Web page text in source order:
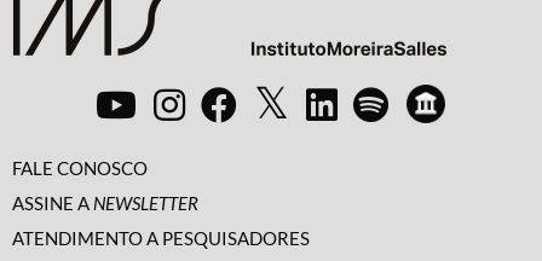
FALE CONOSCO
ASSINE A NEWSLETTER
ATENDIMENTO A PESQUISADORES